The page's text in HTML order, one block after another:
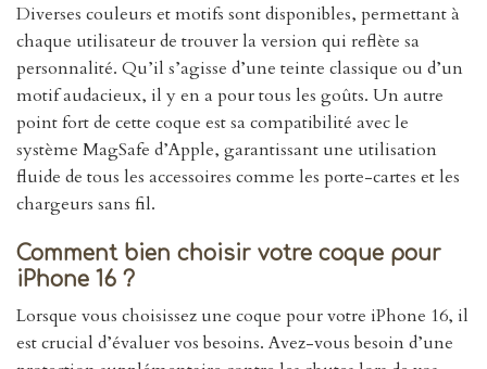
Diverses couleurs et motifs sont disponibles, permettant à
chaque utilisateur de trouver la version qui reflète sa
personnalité. Qu’il s’agisse d’une teinte classique ou d’un
motif audacieux, il y en a pour tous les goûts. Un autre
point fort de cette coque est sa compatibilité avec le
système MagSafe d’Apple, garantissant une utilisation
fluide de tous les accessoires comme les porte-cartes et les
chargeurs sans fil.
Comment bien choisir votre coque pour
iPhone 16 ?
Lorsque vous choisissez une coque pour votre iPhone 16, il
est crucial d’évaluer vos besoins. Avez-vous besoin d’une